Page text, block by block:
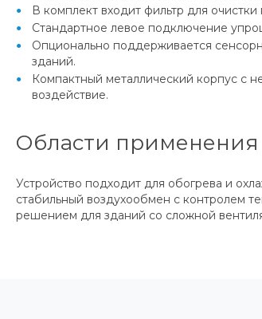
В комплект входит фильтр для
Стандартное левое подключение
Опционально поддерживается
зданий.
Компактный металлический корпус с
воздействие.
Области применения
Устройство подходит для обогрева и
стабильный воздухообмен с контролем
решением для зданий со сложной